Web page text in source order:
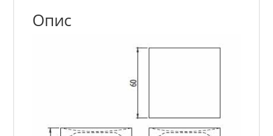
Опис